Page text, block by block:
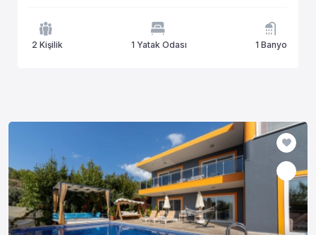
2 Kişilik 1 Yatak Odası 1 Banyo